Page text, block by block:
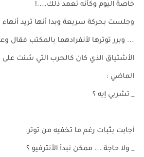
خاصةً اليوم وكأنه تعمد ذلك....!
وجلست بحركة سريعة وبدا أنها تريد
... وبرر توترها لأنفرادهما بالمكتب فقال
الأشتياق الذي كان كالحرب التي شنت على
الماضي :
_ تشربي إيه ؟
أجابت بثبات رغم ما تخفيه من توتر:
_ ولا حاجة ... ممكن نبدأ الأنترفيو ؟